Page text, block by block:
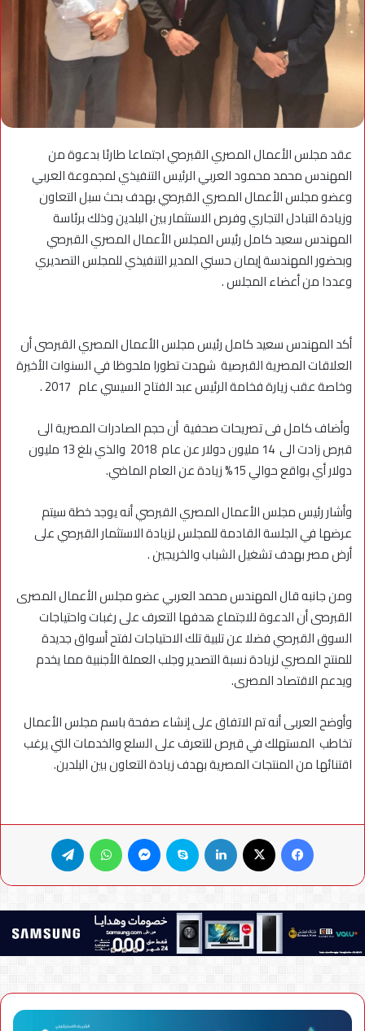
عقد مجلس الأعمال المصري القبرصي اجتماعا طارئا بدعوة من
المهندس محمد محمود العربي الرئيس التنفيذي لمجموعة العربي
وعضو مجلس الأعمال المصري القبرصي بهدف بحث سبل التعاون
وزيادة التبادل التجاري وفرص الاستثمار بين البلدين وذلك برئاسة
المهندس سعيد كامل رئيس المجلس الأعمال المصري القبرصي
وبحضور المهندسة إيمان حسني المدير التنفيذي للمجلس التصديري
وعددا من أعضاء المجلس .
أكد المهندس سعيد كامل رئيس مجلس الأعمال المصري القبرصى أن
العلاقات المصرية القبرصية شهدت تطورا ملحوظا في السنوات الأخيرة
وخاصة عقب زيارة فخامة الرئيس عبد الفتاح السيسي عام 2017 .
وأضاف كامل فى تصريحات صحفية أن حجم الصادرات المصرية الى
قبرص زادت الى 14 مليون دولار عن عام 2018 والذي بلغ 13 مليون
دولار أي بواقع حوالي 15% زيادة عن العام الماضي.
وأشار رئيس مجلس الأعمال المصري القبرصي أنه يوجد خطة سيتم
عرضها في الجلسة القادمة للمجلس لزيادة الاستثمار القبرصي على
أرض مصر بهدف تشغيل الشباب والخريجين .
ومن جانبه قال المهندس محمد العربي عضو مجلس الأعمال المصرى
القبرصى أن الدعوة للاجتماع هدفها التعرف على رغبات واحتياجات
السوق القبرصي فضلا عن تلبية تلك الاحتياجات لفتح أسواق جديدة
للمنتج المصري لزيادة نسبة التصدير وجلب العملة الأجنبية مما يخدم
ويدعم الاقتصاد المصرى.
وأوضح العربى أنه تم الاتفاق على إنشاء صفحة باسم مجلس الأعمال
تخاطب المستهلك في قبرص للتعرف على السلع والخدمات التي يرغب
اقتنائها من المنتجات المصرية بهدف زيادة التعاون بين البلدين.
فيسبوك لينكدإن سكايب ماسنجر واتساب